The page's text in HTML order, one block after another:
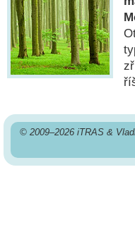
© 2009–2026 iTRAS &